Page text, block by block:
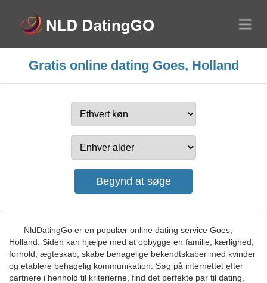
Gratis online dating Goes, Holland
NldDatingGo er en populær online dating service Goes,
Holland. Siden kan hjælpe med at opbygge en familie, kærlighed,
forhold, ægteskab, skabe behagelige bekendtskaber med kvinder
og etablere behagelig kommunikation. Søg på internettet efter
partnere i henhold til kriterierne, find det perfekte par til dating,